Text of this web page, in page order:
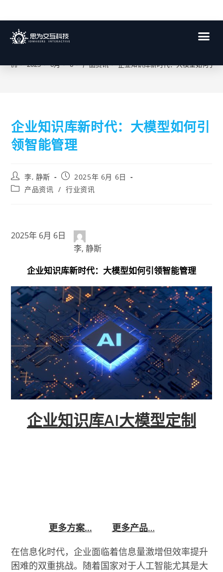
博客
> 2025 > 6月 > 6 > 产品资讯 > 企业知识库新时代：大模型如何引
企业知识库新时代：大模型如何引
领智能管理
李, 静斯
2025年 6月 6日
产品资讯 / 行业资讯
2025年 6月 6日
李, 静斯
企业知识库新时代：大模型如何引领智能管理
企业知识库AI大模型定制
更多方案…
更多产品…
在信息化时代，企业面临着信息量激增但效率提升
困难的双重挑战。随着国家对于人工智能尤其是大